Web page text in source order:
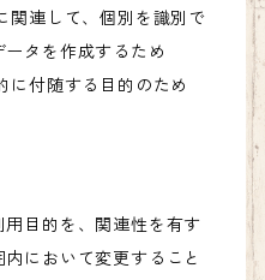
関連して、個別を識別で
タを作成するため
に付随する目的のため
目的を、関連性を有す
において変更すること